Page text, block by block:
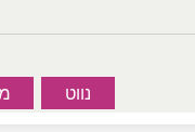
נווט